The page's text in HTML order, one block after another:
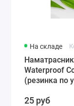
На складе
Waterproof
(резинка по
25 руб